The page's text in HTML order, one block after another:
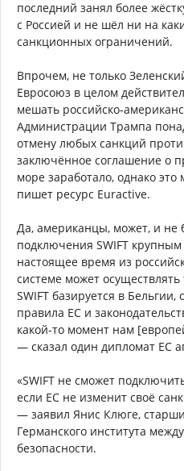
последний занял более
с Россией и не шёл ни на
санкционных ограничений.
Впрочем, не только
Евросоюз в целом
мешать российско-
Администрации Трампа
отмену любых санкций
заключённое соглашение о
море заработало, однако
пишет ресурс Euractive.
Да, американцы, может, и не
подключения SWIFT
настоящее время из
системе может
SWIFT базируется в
правила ЕС и
какой-то момент нам
— сказал один дипломат ЕС
«SWIFT не сможет
если ЕС не изменит своё
— заявил Янис Клюге,
Германского института
безопасности.